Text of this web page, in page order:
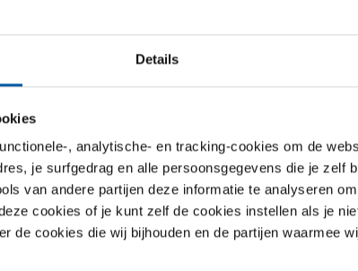
Details
, analytische- en tracking-cookies om de
je surfgedrag en alle persoonsgegevens die je zelf
van andere partijen deze informatie te analyseren
cookies of je kunt zelf de cookies instellen als je
de cookies die wij bijhouden en de partijen waarmee